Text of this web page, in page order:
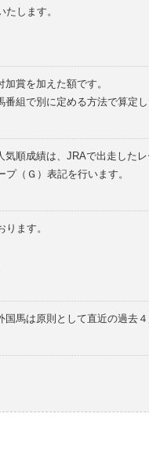
します。
賞を加えた額です。
組で別に定める方法で算定し
順成績は、JRAで出走したレ
（Ｇ）表記を行います。
ます。
馬は原則として直近の過去４